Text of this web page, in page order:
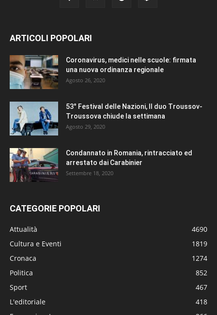
ARTICOLI POPOLARI
Coronavirus, medici nelle scuole: firmata
una nuova ordinanza regionale
Agosto 26, 2020
53° Festival delle Nazioni, Il duo Troussov-
Troussova chiude la settimana
Agosto 29, 2020
Condannato in Romania, rintracciato ed
arrestato dai Carabinier
Settembre 18, 2020
CATEGORIE POPOLARI
Attualità
4690
Cultura e Eventi
1819
Cronaca
1274
Politica
852
Sport
467
L'editoriale
418